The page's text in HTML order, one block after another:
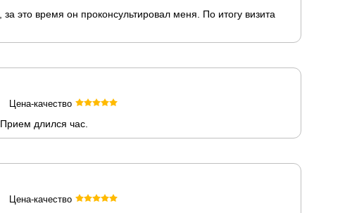
это время он проконсультировал меня. По итогу визита
Цена-качество
длился час.
Цена-качество